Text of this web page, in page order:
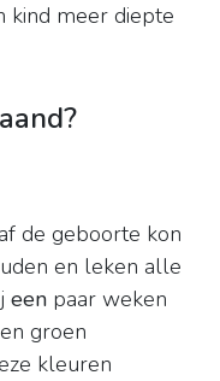
kind meer diepte
de geboorte kon
en leken alle
een paar weken
groen
kleuren